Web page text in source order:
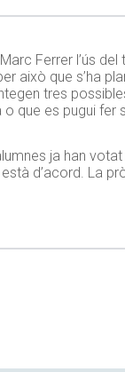
Marc Ferrer l’ús
això que s’ha
tres
que es pugui fer
ja han
d’acord. La